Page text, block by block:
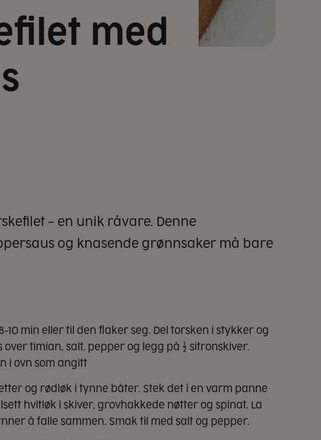
med
– en unik råvare. Denne
og knasende grønnsaker må bare
10 min eller til den flaker seg. Del torsken i stykker og
timian, salt, pepper og legg på ½ sitronskiver.
i ovn som angitt
og rødløk i tynne båter. Stek det i en varm panne
hvitløk i skiver, grovhakkede nøtter og spinat. La
å falle sammen. Smak til med salt og pepper.